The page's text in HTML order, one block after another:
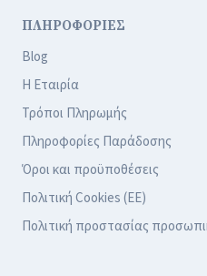
ΠΛΗΡΟΦΟΡΙΕΣ
Blog
Η Εταιρία
Τρόποι Πληρωμής
Πληροφορίες Παράδοσης
Όροι και προϋποθέσεις
Πολιτική Cookies (ΕΕ)
Πολιτική προστασίας